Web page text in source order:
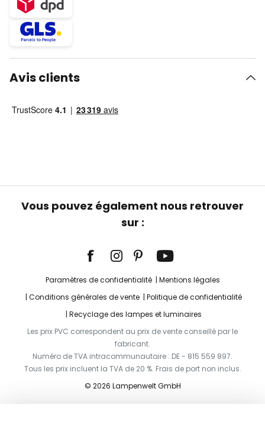
Avis clients
Vous pouvez également nous retrouver
sur :
Paramètres de confidentialité
Mentions légales
Conditions générales de vente
Politique de confidentialité
Recyclage des lampes et luminaires
Les prix PVC correspondent au prix de vente conseillé par le
fabricant.
Numéro de TVA intracommunautaire : DE - 815 559 897.
Tous les prix incluent la TVA de 20 %. Frais de port non inclus.
© 2026 Lampenwelt GmbH